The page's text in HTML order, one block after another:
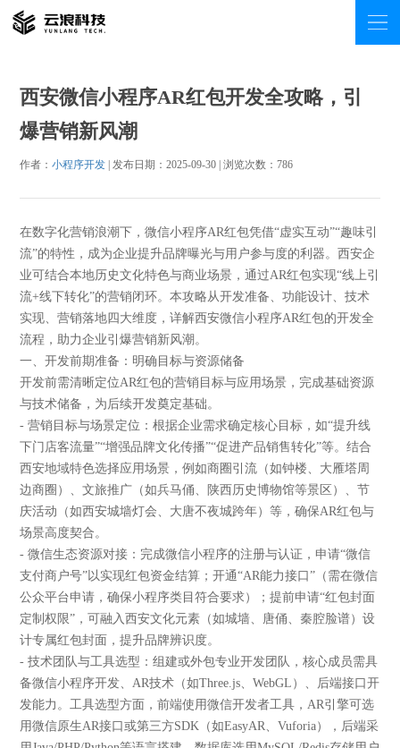
西安微信小程序AR红包开发全攻略，引
爆营销新风潮
作者： 小程序开发| 发布日期：2025-09-30 | 浏览次数： 786
在数字化营销浪潮下，微信小程序AR红包凭借“虚实互动”“趣味引
流”的特性，成为企业提升品牌曝光与用户参与度的利器。西安企
业可结合本地历史文化特色与商业场景，通过AR红包实现“线上引
流+线下转化”的营销闭环。本攻略从开发准备、功能设计、技术
实现、营销落地四大维度，详解西安微信小程序AR红包的开发全
流程，助力企业引爆营销新风潮。
一、开发前期准备：明确目标与资源储备
开发前需清晰定位AR红包的营销目标与应用场景，完成基础资源
与技术储备，为后续开发奠定基础。
- 营销目标与场景定位：根据企业需求确定核心目标，如“提升线
下门店客流量”“增强品牌文化传播”“促进产品销售转化”等。结合
西安地域特色选择应用场景，例如商圈引流（如钟楼、大雁塔周
边商圈）、文旅推广（如兵马俑、陕西历史博物馆等景区）、节
庆活动（如西安城墙灯会、大唐不夜城跨年）等，确保AR红包与
场景高度契合。
- 微信生态资源对接：完成微信小程序的注册与认证，申请“微信
支付商户号”以实现红包资金结算；开通“AR能力接口”（需在微信
公众平台申请，确保小程序类目符合要求）；提前申请“红包封面
定制权限”，可融入西安文化元素（如城墙、唐俑、秦腔脸谱）设
计专属红包封面，提升品牌辨识度。
- 技术团队与工具选型：组建或外包专业开发团队，核心成员需具
备微信小程序开发、AR技术（如Three.js、WebGL）、后端接口开
发能力。工具选型方面，前端使用微信开发者工具，AR引擎可选
用微信原生AR接口或第三方SDK（如EasyAR、Vuforia），后端采